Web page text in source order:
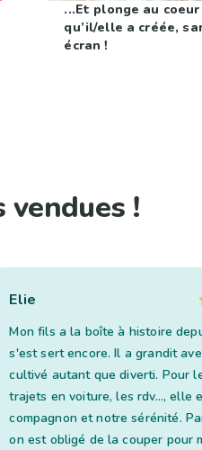
...Et plonge au
qu’il/elle a créée,
écran !
!
Elie
Mon fils a la boîte à histoire
s'est sert encore. Il a grandit
cultivé autant que diverti. Pour
trajets en voiture, les rdv..., elle
compagnon et notre sérénité.
on est obligé de la couper pour